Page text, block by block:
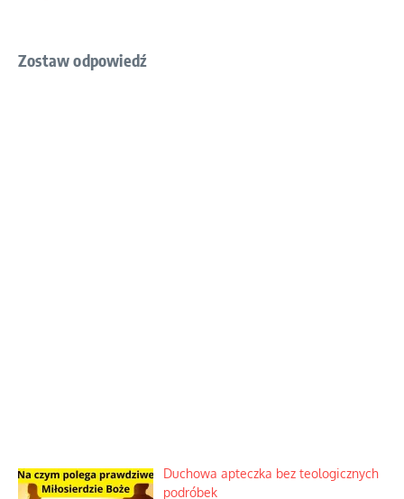
Zostaw odpowiedź
Duchowa apteczka bez teologicznych
podróbek